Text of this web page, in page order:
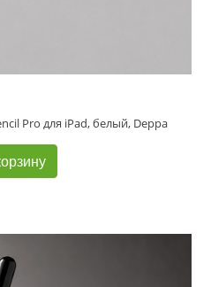
Pro для iPad, белый, Deppa